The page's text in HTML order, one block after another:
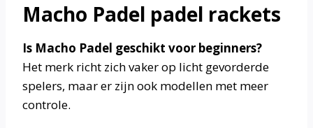
Macho Padel padel rackets
Is Macho Padel geschikt voor beginners?
Het merk richt zich vaker op licht gevorderde
spelers, maar er zijn ook modellen met meer
controle.